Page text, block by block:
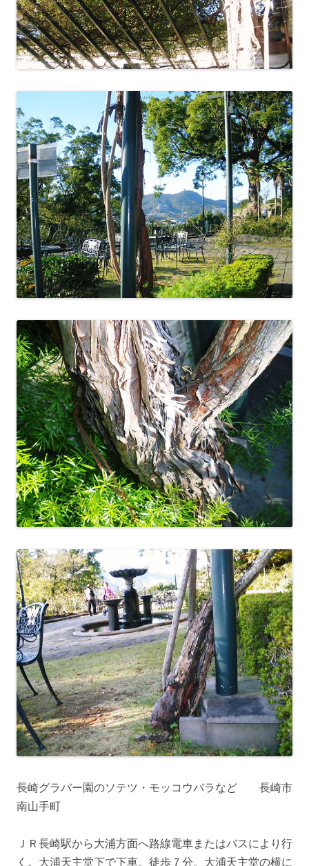
長崎グラバー園のソテツ・モッコウバラなど 長崎市
南山手町
ＪＲ長崎駅から大浦方面へ路線電車またはバスにより行
く。大浦天主堂下で下車。徒歩７分。大浦天主堂の横に